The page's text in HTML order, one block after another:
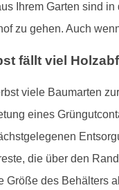
Ihrem Garten sind
zu gehen. Auch
fällt viel
viele Baumarten
eines
die über den
Größe des Behälters